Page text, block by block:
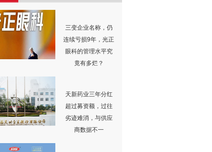
三变企业名称，仍
连续亏损9年，光正
眼科的管理水平究
竟有多烂？
天新药业三年分红
超过募资额，过往
劣迹难消，与供应
商数据不一